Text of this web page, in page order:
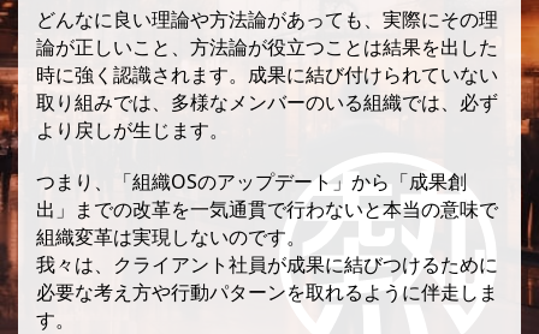
どんなに良い理論や方法論があっても、実際にその理
論が正しいこと、方法論が役立つことは結果を出した
時に強く認識されます。成果に結び付けられていない
取り組みでは、多様なメンバーのいる組織では、必ず
より戻しが生じます。
つまり、「組織OSのアップデート」から「成果創
出」までの改革を一気通貫で行わないと本当の意味で
組織変革は実現しないのです。
我々は、クライアント社員が成果に結びつけるために
必要な考え方や行動パターンを取れるように伴走しま
す。